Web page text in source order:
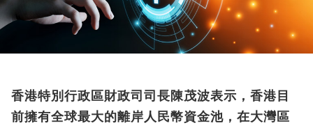
香港特別行政區財政司司長陳茂波表示，香港目
前擁有全球最大的離岸人民幣資金池，在大灣區